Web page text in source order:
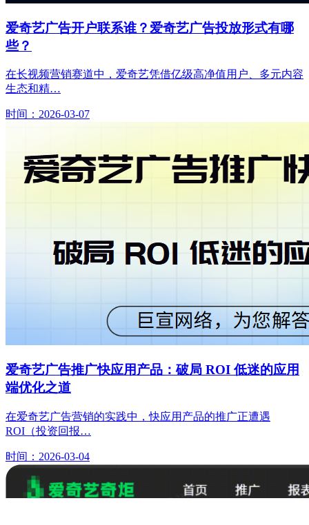
爱奇艺广告开户联系谁？爱奇艺广告投放形式有哪
些？
在长视频营销赛道中，爱奇艺凭借亿级高净值用户、多元内容
生态和精…
时间：2026-03-07
爱奇艺广告推广快应用产品：破局 ROI 低迷的应用
端优化之道
在爱奇艺广告营销的实践中，快应用产品的推广正遭遇
ROI（投资回报…
时间：2026-03-04